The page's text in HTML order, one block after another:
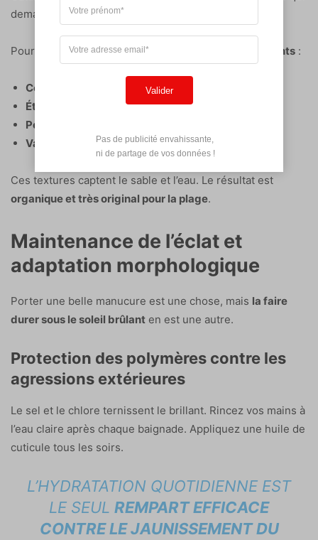
demande un peu de patience.
Pour vos prochaines créations, privilégiez ces éléments :
Coquillages blancs nacrés
Étoiles de mer dorées
Perles d’eau douce
Vagues en gel translucide
Ces textures captent le sable et l’eau. Le résultat est
organique et très original pour la plage.
Maintenance de l’éclat et
adaptation morphologique
Porter une belle manucure est une chose, mais la faire
durer sous le soleil brûlant en est une autre.
Protection des polymères contre les
agressions extérieures
Le sel et le chlore ternissent le brillant. Rincez vos mains à
l’eau claire après chaque baignade. Appliquez une huile de
cuticule tous les soirs.
L’HYDRATATION QUOTIDIENNE EST
LE SEUL REMPART EFFICACE
CONTRE LE JAUNISSEMENT DU
Valider
Pas de publicité envahissante,
ni de partage de vos données !